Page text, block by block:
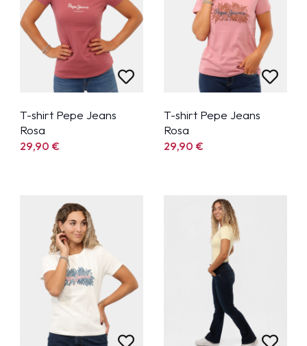
T-shirt Pepe Jeans
Rosa
29,90€
T-shirt Pepe Jeans
Rosa
29,90€